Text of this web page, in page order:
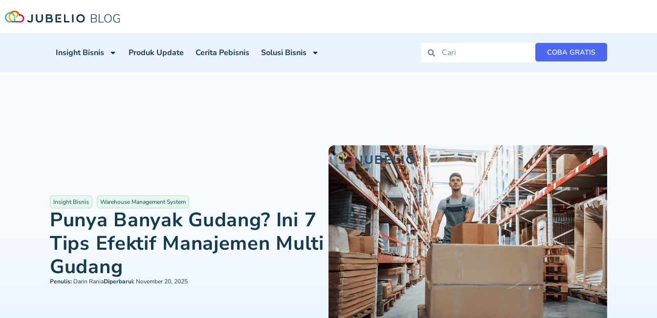
Insight Bisnis Produk Update Cerita Pebisnis Solusi Bisnis COBA GRATIS
Insight Bisnis Warehouse Management System
Punya Banyak Gudang? Ini 7
Tips Efektif Manajemen Multi
Gudang
Penulis: Darin RaniaDiperbarui: November 20, 2025